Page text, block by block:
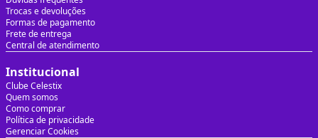
Trocas e devoluções
Formas de pagamento
Frete de entrega
Central de atendimento
Institucional
Clube Celestix
Quem somos
Como comprar
Política de privacidade
Gerenciar Cookies